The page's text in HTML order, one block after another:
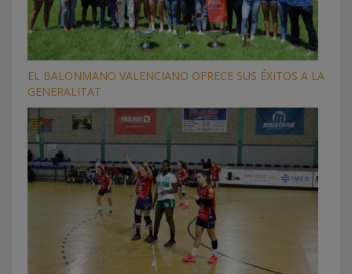
EL BALONMANO VALENCIANO OFRECE SUS ÉXITOS A LA
GENERALITAT